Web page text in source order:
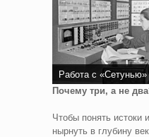
Работа с «Сетунью»
Почему три, а не
Чтобы понять истоки
нырнуть в глубину